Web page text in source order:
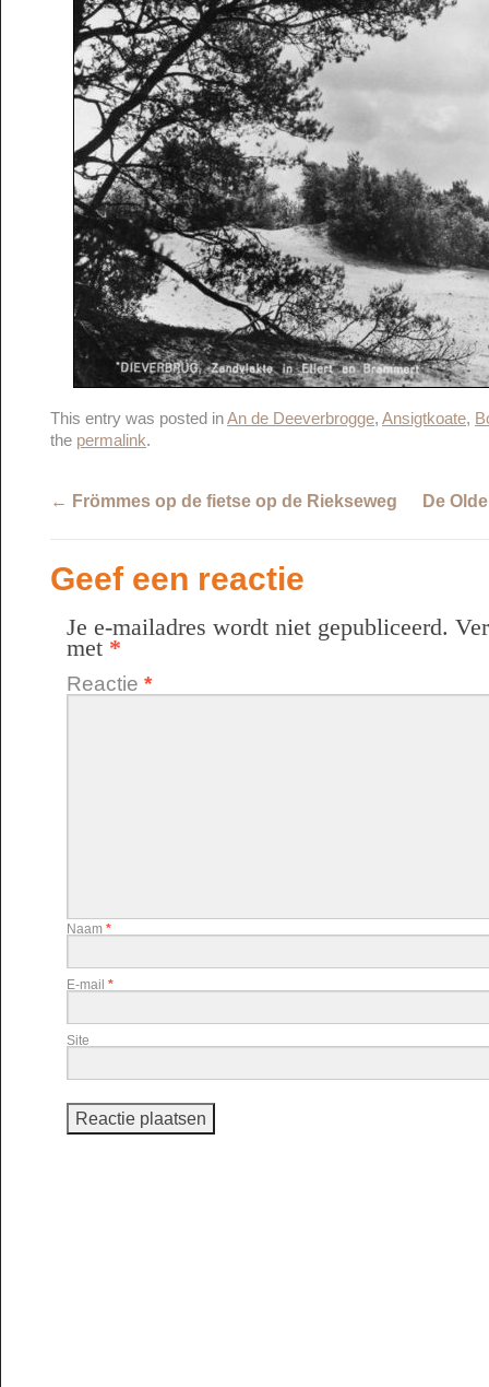
This entry was posted inAn de Deeverbrogge, Ansigtkoate,
the permalink.
← Frömmes op de fietse op de Riekseweg De
Geef een reactie
Je e-mailadres wordt niet gepubliceerd.
met *
Reactie *
Naam *
E-mail *
Site